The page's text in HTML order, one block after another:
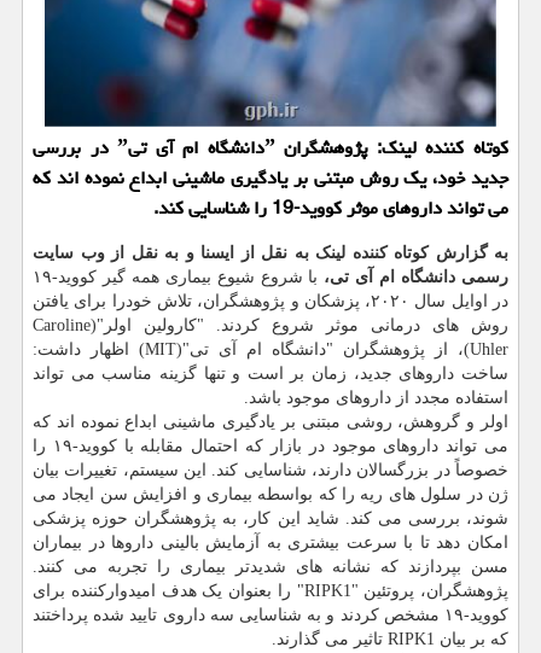
کوتاه کننده لینک: پژوهشگران ˮدانشگاه ام آی تیˮ در بررسی
جدید خود، یک روش مبتنی بر یادگیری ماشینی ابداع نموده اند که
می تواند داروهای موثر کووید-19 را شناسایی کند.
به گزارش کوتاه کننده لینک به نقل از ایسنا و به نقل از وب سایت
رسمی دانشگاه ام آی تی،
با شروع شیوع بیماری همه گیر کووید-۱۹
در اوایل سال ۲۰۲۰، پزشکان و پژوهشگران، تلاش خودرا برای یافتن
روش های درمانی موثر شروع کردند. "کارولین اولر"(Caroline
Uhler)، از پژوهشگران "دانشگاه ام آی تی"(MIT) اظهار داشت:
ساخت داروهای جدید، زمان بر است و تنها گزینه مناسب می تواند
استفاده مجدد از داروهای موجود باشد.
اولر و گروهش، روشی مبتنی بر یادگیری ماشینی ابداع نموده اند که
می تواند داروهای موجود در بازار که احتمال مقابله با کووید-۱۹ را
خصوصاً در بزرگسالان دارند، شناسایی کند. این سیستم، تغییرات بیان
ژن در سلول های ریه را که بواسطه بیماری و افزایش سن ایجاد می
شوند، بررسی می کند. شاید این کار، به پژوهشگران حوزه پزشکی
امکان دهد تا با سرعت بیشتری به آزمایش بالینی داروها در بیماران
مسن بپردازند که نشانه های شدیدتر بیماری را تجربه می کنند.
پژوهشگران، پروتئین "RIPK1" را بعنوان یک هدف امیدوارکننده برای
کووید-۱۹ مشخص کردند و به شناسایی سه داروی تایید شده پرداختند
که بر بیان RIPK1 تاثیر می گذارند.